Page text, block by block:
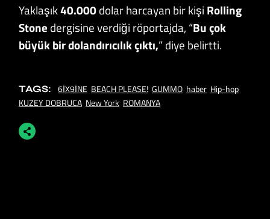
Yaklaşık40.000dolar harcayan bir kişi Rolling
Stone dergisine verdiği röportajda, “Bu çok
büyük bir dolandırıcılık çıktı,” diye belirtti.
TAGS: 6İX9İNE BEACH PLEASE! GUMMO haber Hip-hop
KUZEY DOBRUCA New York ROMANYA